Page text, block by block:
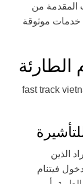
المقدمة من
خدمات موثوقة
الذين
فيتنام